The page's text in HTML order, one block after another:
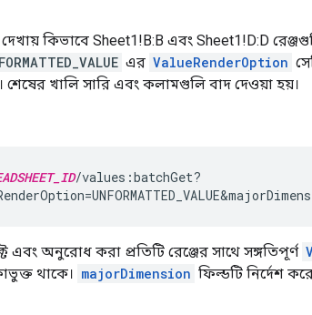
কিভাবে Sheet1!B:B এবং Sheet1!D:D
এর ValueRenderOption
শেষের খালি সারি এবং কলামগুলি বাদ দেওয়া হয়।
/values:batchGet?
অনুরোধ করা প্রতিটি রেঞ্জের সাথে সঙ্গতিপূর্ণ
থাকে। majorDimension ফিল্ডটি নির্দেশ